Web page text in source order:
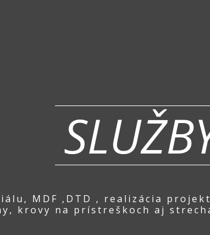
MDF ,DTD , realizácia
krovy na prístreškoch aj